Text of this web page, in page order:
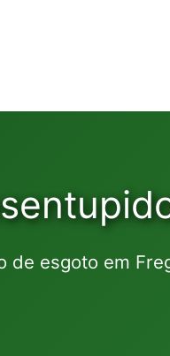
de esgoto em